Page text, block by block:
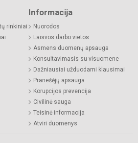
rinkiniai
Informacija
Nuorodos
Laisvos darbo vietos
Asmens duomenų apsauga
Konsultavimasis su visuomene
Dažniausiai užduodami klausimai
Pranešėjų apsauga
Korupcijos prevencija
Civilinė sauga
Teisinė informacija
Atviri duomenys